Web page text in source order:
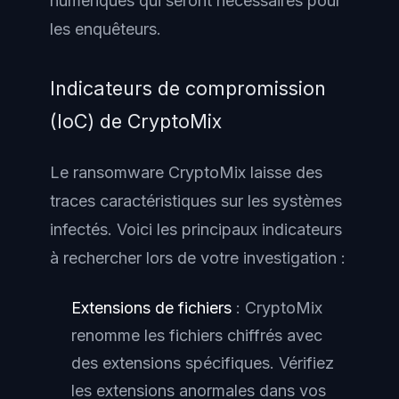
les enquêteurs.
Indicateurs de compromission
(IoC) de CryptoMix
Le ransomware CryptoMix laisse des
traces caractéristiques sur les systèmes
infectés. Voici les principaux indicateurs
à rechercher lors de votre investigation :
Extensions de fichiers : CryptoMix
renomme les fichiers chiffrés avec
des extensions spécifiques. Vérifiez
les extensions anormales dans vos